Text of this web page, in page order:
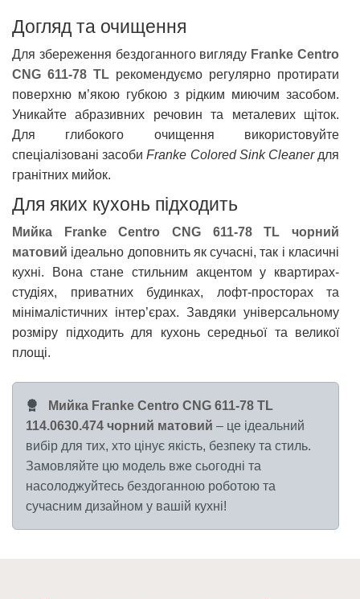
Догляд та очищення
Для збереження бездоганного вигляду Franke Centro
CNG 611-78 TL рекомендуємо регулярно протирати
поверхню м’якою губкою з рідким миючим засобом.
Уникайте абразивних речовин та металевих щіток.
Для глибокого очищення використовуйте
спеціалізовані засобиFranke Colored Sink Cleanerдля
гранітних мийок.
Для яких кухонь підходить
Мийка Franke Centro CNG 611-78 TL чорний
матовий ідеально доповнить як сучасні, так і класичні
кухні. Вона стане стильним акцентом у квартирах-
студіях, приватних будинках, лофт-просторах та
мінімалістичних інтер’єрах. Завдяки універсальному
розміру підходить для кухонь середньої та великої
площі.
Мийка Franke Centro CNG 611-78 TL
114.0630.474 чорний матовий – це ідеальний
вибір для тих, хто цінує якість, безпеку та стиль.
Замовляйте цю модель вже сьогодні та
насолоджуйтесь бездоганною роботою та
сучасним дизайном у вашій кухні!